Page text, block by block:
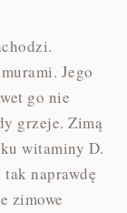
Jego
go nie
grzeje. Zimą
witaminy D.
naprawdę
zimowe